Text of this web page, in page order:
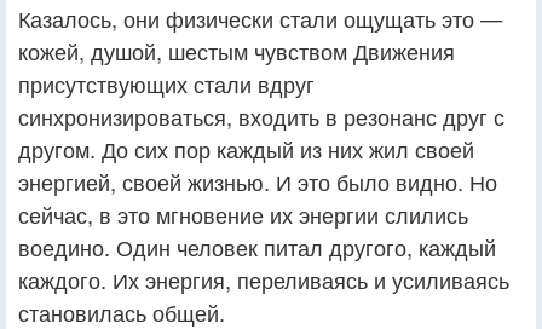
Казалось, они физически стали ощущать это —
кожей, душой, шестым чувством Движения
присутствующих стали вдруг
синхронизироваться, входить в резонанс друг с
другом. До сих пор каждый из них жил своей
энергией, своей жизнью. И это было видно. Но
сейчас, в это мгновение их энергии слились
воедино. Один человек питал другого, каждый
каждого. Их энергия, переливаясь и усиливаясь
становилась общей.